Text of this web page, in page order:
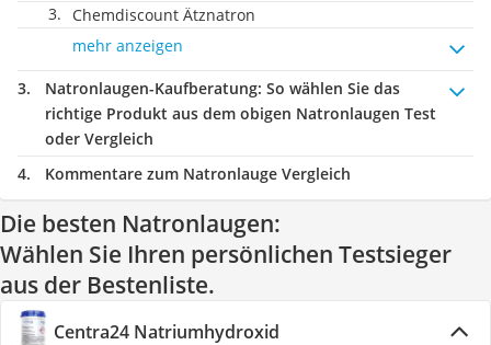
Chemdiscount Ätznatron
mehr anzeigen
Natronlaugen-Kaufberatung: So wählen Sie das
richtige Produkt aus dem obigen Natronlaugen Test
oder Vergleich
Kommentare zum Natronlauge Vergleich
Die besten Natronlaugen:
Wählen Sie Ihren persönlichen Testsieger
aus der Bestenliste.
Centra24 Natriumhydroxid